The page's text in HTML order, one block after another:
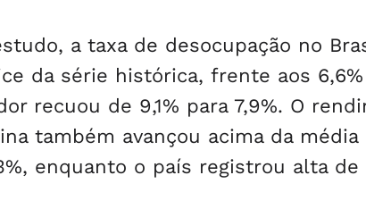
a taxa de desocupação no
da série histórica, frente aos
recuou de 9,1% para 7,9%. O
também avançou acima da média
enquanto o país registrou alta de